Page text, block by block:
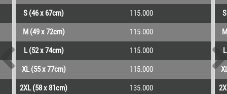
S (46 x 67cm) 115.000
M (49 x 72cm) 115.000
L (52 x 74cm) 115.000
XL (55 x 77cm) 115.000
2XL (58 x 81cm) 135.000